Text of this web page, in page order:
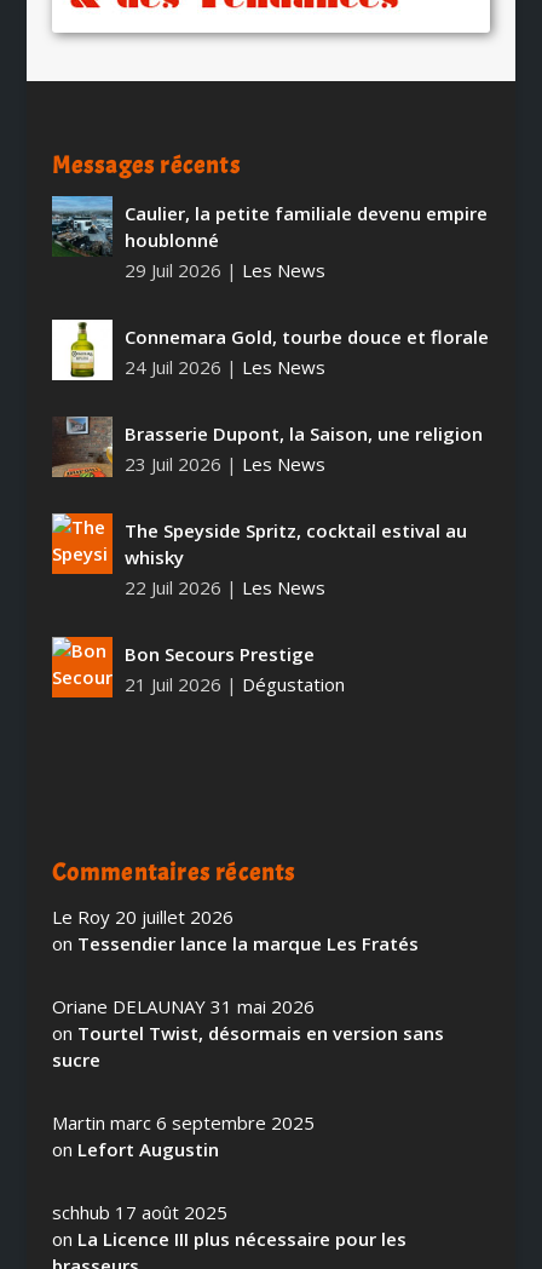
Messages récents
Caulier, la petite familiale devenu empire
houblonné
29 Juil 2026 | Les News
Connemara Gold, tourbe douce et florale
24 Juil 2026 | Les News
Brasserie Dupont, la Saison, une religion
23 Juil 2026 | Les News
The Speyside Spritz, cocktail estival au
whisky
22 Juil 2026 | Les News
Bon Secours Prestige
21 Juil 2026 | Dégustation
Commentaires récents
Le Roy 20 juillet 2026
on Tessendier lance la marque Les Fratés
Oriane DELAUNAY 31 mai 2026
on Tourtel Twist, désormais en version sans
sucre
Martin marc 6 septembre 2025
on Lefort Augustin
schhub 17 août 2025
on La Licence III plus nécessaire pour les